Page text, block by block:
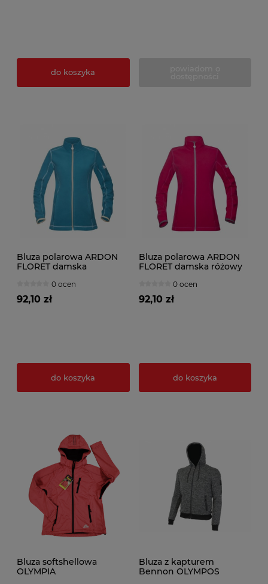
do koszyka
Bluza polarowa ARDON
FLORET damska
0 ocen
92,10 zł
do koszyka
Bluza polarowa ARDON
FLORET damska różowy
0 ocen
92,10 zł
do koszyka
Bluza softshellowa
OLYMPIA
Bluza z kapturem
Bennon OLYMPOS